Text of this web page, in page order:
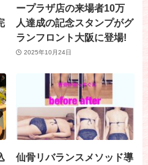
ープラザ店の来場者10万
人達成の記念スタンプがグ
ランフロント大阪に登場!
2025年10月24日
仙骨リバランスメソッド導